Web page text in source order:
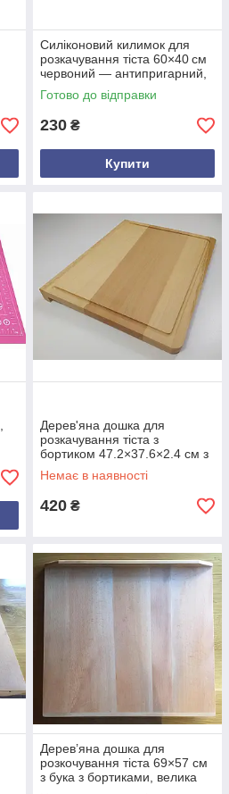
Силіконовий килимок для
розкачування тіста 60×40 см
червоний — антипригарний,
з розміткою, харчовий
силікон, для випічки та
Готово до відправки
230 ₴
Купити
Дерев'яна дошка для
розкачування тіста з
бортиком 47.2×37.6×2.4 см з
бука Польща – кухонна
дошка для випічки, піци,
Немає в наявності
420 ₴
Дерев’яна дошка для
розкочування тіста 69×57 см
з бука з бортиками, велика